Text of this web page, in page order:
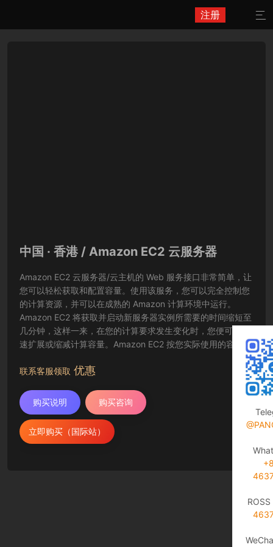
注册 
中国 · 香港 / Amazon EC2 云服务器
Amazon EC2 云服务器/云主机的 Web 服务接口非常简单，让
您可以轻松获取和配置容量。使用该服务，您可以完全控制您
的计算资源，并可以在成熟的 Amazon 计算环境中运行。
Amazon EC2 将获取并启动新服务器实例所需要的时间缩短至
几分钟，这样一来，在您的计算要求发生变化时，您便可以快
速扩展或缩减计算容量。Amazon EC2 按您实际使用的容量收
费，改变了计算的成本结算方式。Amazon EC2 云服务器还为
开发人员提供了创建故障恢复应用程序以及排除常见故障情况
联系客服领取 优惠
购买说明 购买咨询
立即购买（国际站）